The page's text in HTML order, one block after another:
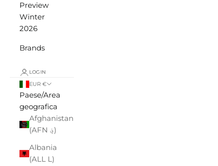
Preview
Winter
2026
Brands
LOGIN
EUR €
Paese/Area
geografica
Afghanistan
(AFN ؋)
Albania
(ALL L)